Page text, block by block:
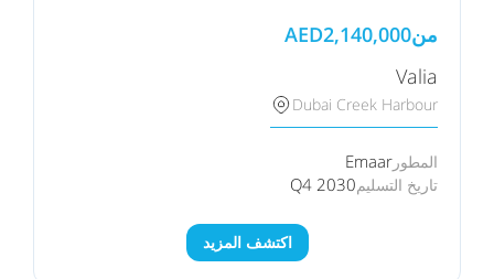
من AED2,140,000
Valia
Dubai Creek Harbour
المطور Emaar
تاريخ التسليمQ4 2030
اكتشف المزيد